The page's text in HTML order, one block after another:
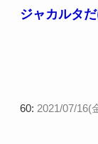
ジャカルタ
60: 2021/07/16(